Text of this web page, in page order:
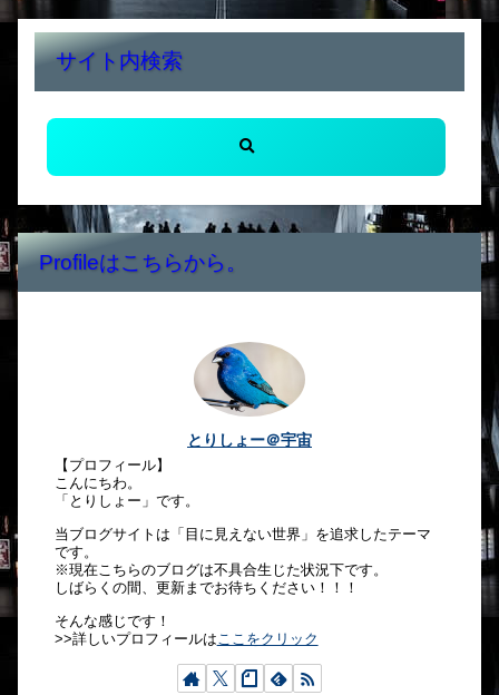
サイト内検索
Profileはこちらから。
とりしょー＠宇宙
【プロフィール】
こんにちわ。
「とりしょー」です。
当ブログサイトは「目に見えない世界」を追求したテーマ
です。
※現在こちらのブログは不具合生じた状況下です。
しばらくの間、更新までお待ちください！！！
そんな感じです！
>>詳しいプロフィールは ここをクリック